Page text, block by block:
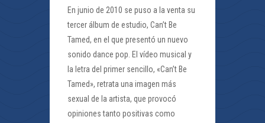
En junio de 2010 se puso a la venta su
tercer álbum de estudio, Can’t Be
Tamed, en el que presentó un nuevo
sonido dance pop. El vídeo musical y
la letra del primer sencillo, «Can’t Be
Tamed», retrata una imagen más
sexual de la artista, que provocó
opiniones tanto positivas como